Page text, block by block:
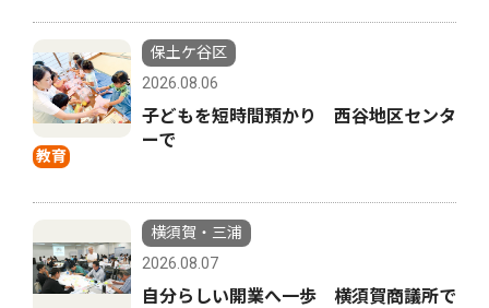
教育
保土ケ谷区
2026.08.06
子どもを短時間預かり 西谷地区センタ
ーで
横須賀・三浦
2026.08.07
自分らしい開業へ一歩 横須賀商議所で